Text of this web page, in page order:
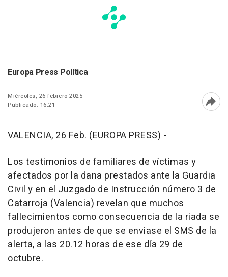
Europa Press Política
Miércoles, 26 febrero 2025
Publicado: 16:21
VALENCIA, 26 Feb. (EUROPA PRESS) -
Los testimonios de familiares de víctimas y
afectados por la dana prestados ante la Guardia
Civil y en el Juzgado de Instrucción número 3 de
Catarroja (Valencia) revelan que muchos
fallecimientos como consecuencia de la riada se
produjeron antes de que se enviase el SMS de la
alerta, a las 20.12 horas de ese día 29 de
octubre.